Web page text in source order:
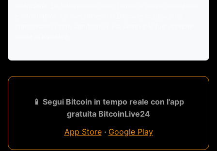
📱 Segui Bitcoin in tempo reale con l'app
gratuita BitcoinLive24
App Store· Google Play